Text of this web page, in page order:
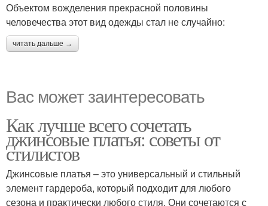
Объектом вожделения прекрасной половины
человечества этот вид одежды стал не случайно:
читать дальше →
Вас может заинтересовать
Как лучше всего сочетать
джинсовые платья: советы от
стилистов
Джинсовые платья – это универсальный и стильный
элемент гардероба, который подходит для любого
сезона и практически любого стиля. Они сочетаются с